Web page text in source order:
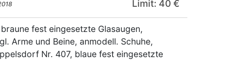
Limit: 40 €
fest eingesetzte Glasaugen,
Arme und Beine, anmodell. Schuhe,
Nr. 407, blaue fest eingesetzte